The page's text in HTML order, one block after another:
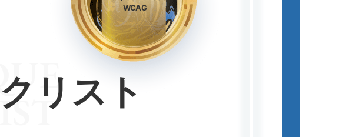
WCAG
リスト